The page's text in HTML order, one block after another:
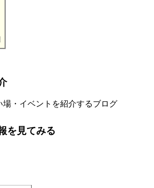
場・イベントを紹介するブログ
を見てみる